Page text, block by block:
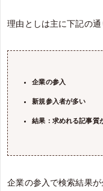
理由としは主に下記の通
企業の参入
新規参入者が多い
結果：求めれる記事質
企業の参入で検索結果が